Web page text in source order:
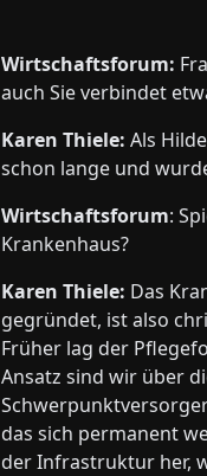
Wirtschaftsforum:
auch Sie verbindet
Karen Thiele: Als
schon lange und
Wirtschaftsforum:
Krankenhaus?
Karen Thiele: Das
gegründet, ist also
Früher lag der
Ansatz sind wir über
das sich permanent
der Infrastruktur her,